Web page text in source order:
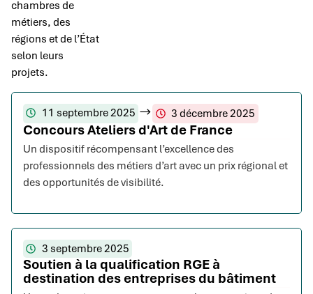
chambres de
métiers, des
régions et de l’État
selon leurs
projets.
11 septembre 2025 3 décembre 2025
Concours Ateliers d'Art de France
Un dispositif récompensant l’excellence des
professionnels des métiers d’art avec un prix régional et
des opportunités de visibilité.
3 septembre 2025
Soutien à la qualification RGE à
destination des entreprises du bâtiment